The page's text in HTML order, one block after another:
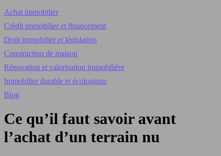
Achat immobilier
Crédit immobilier et financement
Droit immobilier et législation
Construction de maison
Rénovation et valorisation immobilière
Immobilier durable et écologique
Blog
Ce qu’il faut savoir avant
l’achat d’un terrain nu